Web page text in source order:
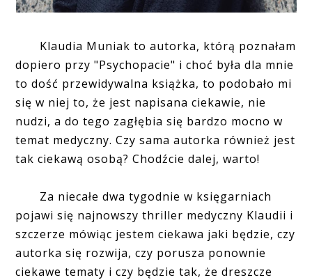
Klaudia Muniak to autorka, którą poznałam
dopiero przy "Psychopacie" i choć była dla mnie
to dość przewidywalna książka, to podobało mi
się w niej to, że jest napisana ciekawie, nie
nudzi, a do tego zagłębia się bardzo mocno w
temat medyczny. Czy sama autorka również jest
tak ciekawą osobą? Chodźcie dalej, warto!
Za niecałe dwa tygodnie w księgarniach
pojawi się najnowszy thriller medyczny Klaudii i
szczerze mówiąc jestem ciekawa jaki będzie, czy
autorka się rozwija, czy porusza ponownie
ciekawe tematy i czy będzie tak, że dreszcze